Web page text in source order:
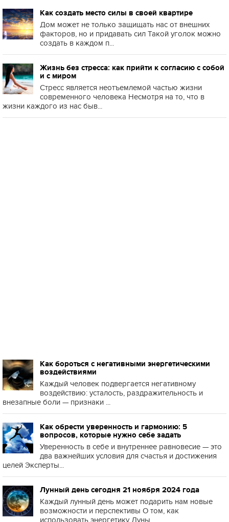
Как создать место силы в своей квартире
Дом может не только защищать нас от внешних
факторов, но и придавать сил Такой уголок можно
создать в каждом п...
Жизнь без стресса: как прийти к согласию с собой
и с миром
Стресс является неотъемлемой частью жизни
современного человека Несмотря на то, что в
жизни каждого из нас быв...
Как бороться с негативными энергетическими
воздействиями
Каждый человек подвергается негативному
воздействию: усталость, раздражительность и
внезапные боли — признаки ...
Как обрести уверенность и гармонию: 5
вопросов, которые нужно себе задать
Уверенность в себе и внутреннее равновесие — это
два важнейших условия для счастья и достижения
целей Эксперты...
Лунный день сегодня 21 ноября 2024 года
Каждый лунный день может подарить нам новые
возможности и перспективы О том, как
использовать энергетику Луны ...